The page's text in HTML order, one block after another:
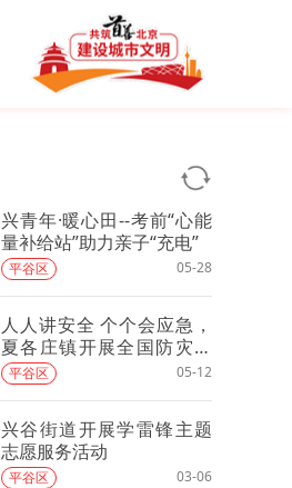
兴青年·暖心田--考前“心能
量补给站”助力亲子“充电”
平谷区 05-28
人人讲安全 个个会应急，
夏各庄镇开展全国防灾减
灾日主题宣传活动
平谷区 05-12
兴谷街道开展学雷锋主题
志愿服务活动
平谷区 03-06